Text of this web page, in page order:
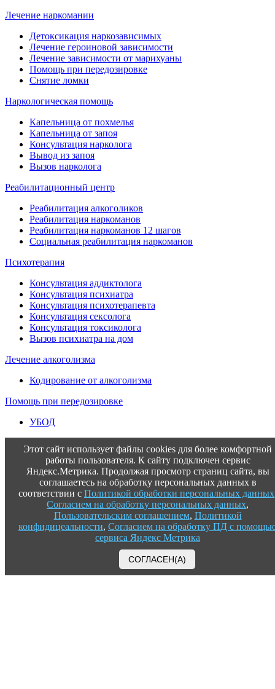
Лечение наркомании
Детоксикация наркозависимых
Лечение героиновой зависимости
Лечение зависимости от марихуаны
Помощь при передозировке
Снятие ломки
Наркологическая помощь
Капельница от похмелья
Капельница от запоя
Консультация нарколога
Вывод из запоя
Вызов нарколога
Реабилитационный центр
Реабилитация алкоголиков
Реабилитация наркоманов
Реабилитация наркоманов 12 шагов
Социальная реабилитация наркоманов
Психотерапия
Консультация аддиктолога
Консультация психиатра
Консультация психотерапевта
Консультация сексолога
Консультация токсиколога
Вызов психиатра на дом
Лечение алкоголизма
Кодирование от алкоголизма
Помощь при передозировке
УБОД
Этот сайт использует файлы cookies для более комфортной
работы пользователя. К сайту подключен сервис
Яндекс.Метрика. Продолжая просмотр страниц сайта, вы
соглашаетесь на обработку персональных данных в
соответствии с Политикой обработки персональных данных
Согласием на обработку персональных данных,
Пользовательским соглашением, Политикой
конфидицеальности, Согласием на обработку ПД с
сервиса Яндекс Метрика
СОГЛАСЕН(А)